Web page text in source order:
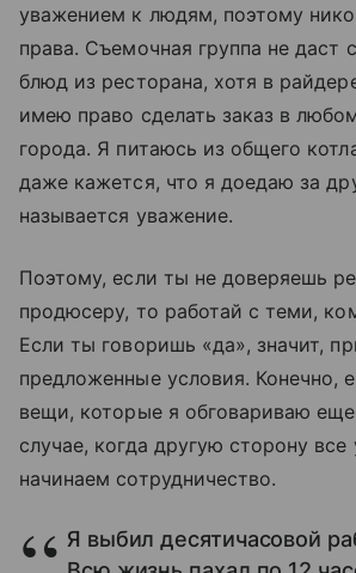
уважением к людям, поэтому
права. Съемочная группа не даст
блюд из ресторана, хотя в
имею право сделать заказ в
города. Я питаюсь из общего
даже кажется, что я доедаю за
называется уважение.
Поэтому, если ты не доверяешь
продюсеру, то работай с теми,
Если ты говоришь «да», значит,
предложенные условия. Конечно,
вещи, которые я обговариваю еще
случае, когда другую сторону все
начинаем сотрудничество.
Я выбил десятичасовой